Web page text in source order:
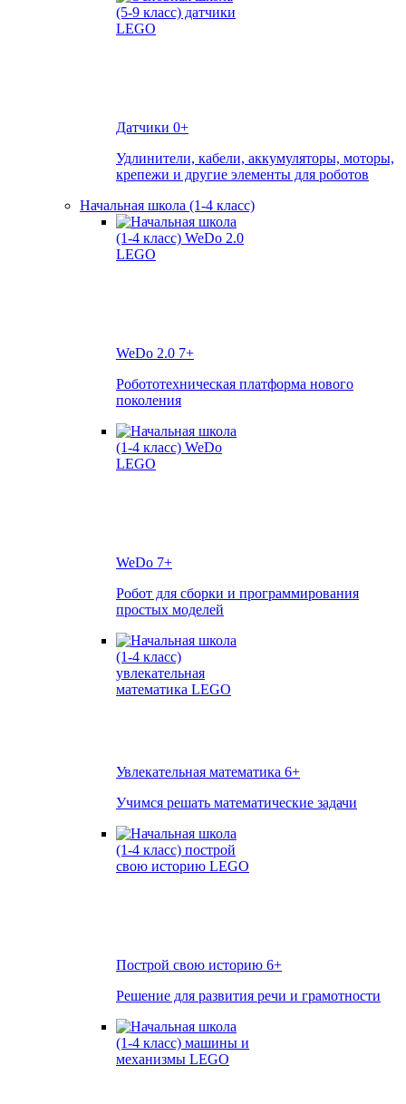
Датчики 0+
Удлинители, кабели, аккумуляторы, моторы,
крепежи и другие элементы для роботов
Начальная школа (1-4 класс)
WeDo 2.0 7+
Робототехническая платформа нового
поколения
WeDo 7+
Робот для сборки и программирования
простых моделей
Увлекательная математика 6+
Учимся решать математические задачи
Построй свою историю 6+
Решение для развития речи и грамотности